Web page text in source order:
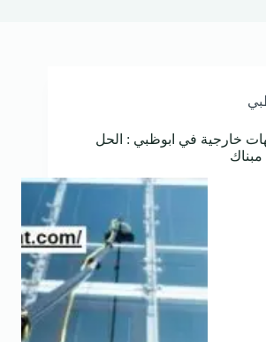
خارجية في ابوظبي : الحل
مبناك